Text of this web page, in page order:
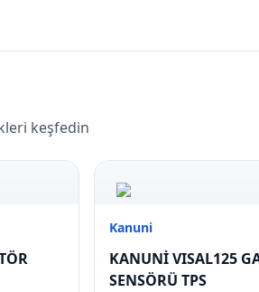
keşfedin
Kanuni
KANUNİ VISAL125
SENSÖRÜ TPS